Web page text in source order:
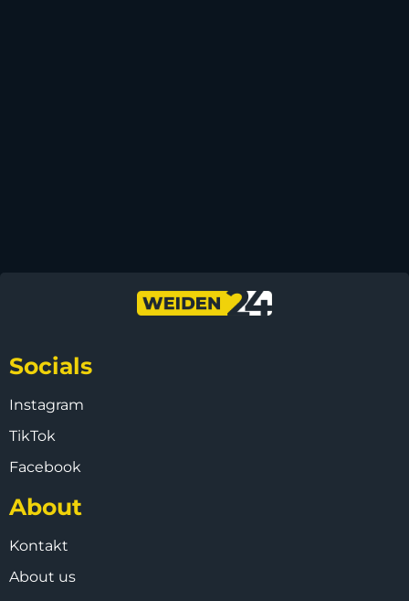
Socials
Instagram
TikTok
Facebook
About
Kontakt
About us